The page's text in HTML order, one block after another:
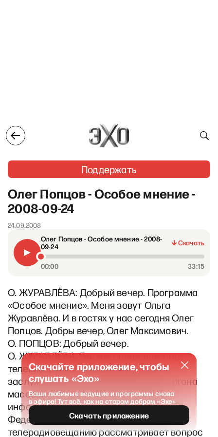
Поддержать
Олег Попцов - Особое мнение -
2008-09-24
24.09.2008
Олег Попцов - Особое мнение - 2008-
09-24
Скачать
00:00 33:15
О. ЖУРАВЛЁВА: Добрый вечер. Программа
«Особое мнение». Меня зовут Ольга
Журавлёва. И в гостях у нас сегодня Олег
Попцов. Добры вечер, Олег Максимович.
О. ПОПЦОВ: Добрый вечер.
О. ЖУРАВЛЁВА: Вы, как специалист по
телевизору, Вам и карты в руки. Вы
заслуженный у нас работник этого органа
массовой пропаганды или массовой
информации. И того и другого. Хорошо.
Федеральная конкурсная комиссия по
телерадиовещанию рассматривает вопрос
Скачайте приложение, чтобы
слушать «Эхо»
Ваши любимые ведущие и программы снова
в эфире! Тут всё, как на старом добром «Эхе»
Скачать приложение